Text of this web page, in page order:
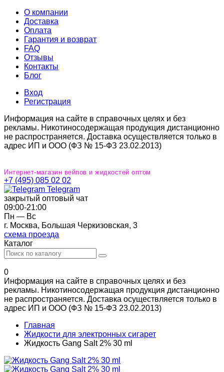
О компании
Доставка
Оплата
Гарантия и возврат
FAQ
Отзывы
Контакты
Блог
Вход
Регистрация
Информация на сайте в справочных целях и без
рекламы. Никотиносодержащая продукция дистанционно
не распространяется. Доставка осуществляется только в
адрес ИП и ООО (ФЗ № 15-ФЗ 23.02.2013)
Интернет-магазин вейпов и жидкостей оптом
+7 (495) 085 02 02
Telegram
закрытый оптовый чат
09:00‐21:00
Пн — Вс
г. Москва, Большая Черкизовская, 3
схема проезда
Каталог
0
Информация на сайте в справочных целях и без
рекламы. Никотиносодержащая продукция дистанционно
не распространяется. Доставка осуществляется только в
адрес ИП и ООО (ФЗ № 15-ФЗ 23.02.2013)
Главная
Жидкости для электронных сигарет
Жидкость Gang Salt 2% 30 ml